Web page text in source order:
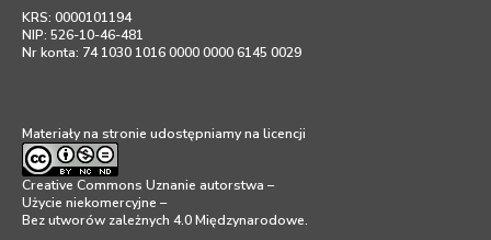
KRS: 0000101194
NIP: 526-10-46-481
Nr konta: 74 1030 1016 0000 0000 6145 0029
Materiały na stronie udostępniamy na licencji
Creative Commons Uznanie autorstwa –
Użycie niekomercyjne –
Bez utworów zależnych 4.0 Międzynarodowe.